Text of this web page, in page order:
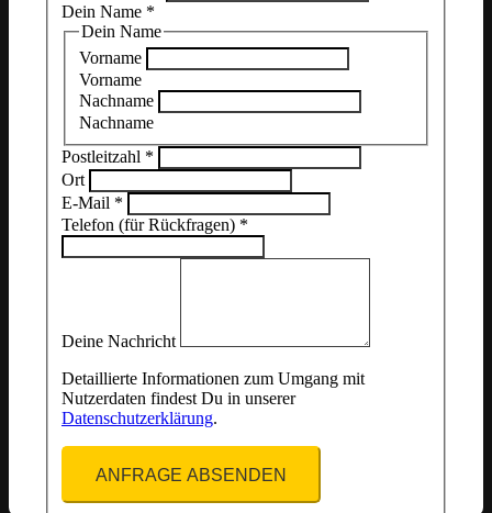
Dein Name *
Dein Name
Vorname
Vorname
Nachname
Nachname
Postleitzahl *
Ort
E-Mail *
Telefon (für Rückfragen) *
Deine Nachricht
Detaillierte Informationen zum Umgang mit
Nutzerdaten findest Du in unserer
Datenschutzerklärung.
ANFRAGE ABSENDEN